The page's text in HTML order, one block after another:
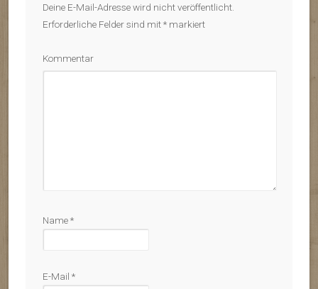
Deine E-Mail-Adresse wird nicht veröffentlicht.
Erforderliche Felder sind mit* markiert
Kommentar
Name*
E-Mail *